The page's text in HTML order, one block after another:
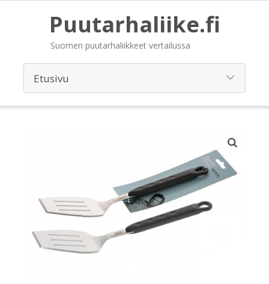
Puutarhaliike.fi
Suomen puutarhaliikkeet vertailussa